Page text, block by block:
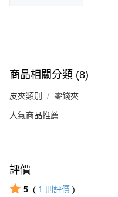
商品相關分類 (8)
皮夾類別 零錢夾
人氣商品推薦
評價
5 ( 1 則評價 )